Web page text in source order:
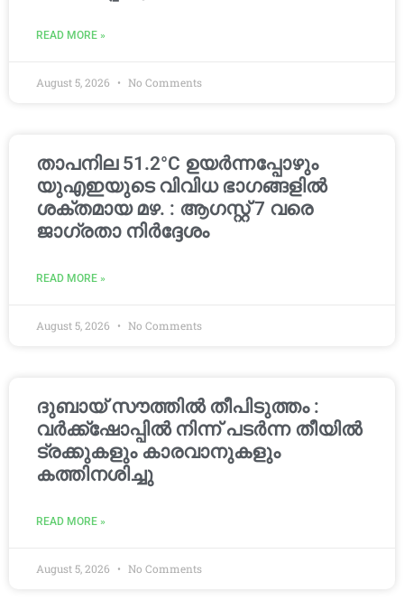
READ MORE »
August 5, 2026 No Comments
താപനില 51.2°C ഉയർന്നപ്പോഴും
യുഎഇയുടെ വിവിധ ഭാഗങ്ങളിൽ
ശക്തമായ മഴ. : ആഗസ്റ്റ് 7 വരെ
ജാഗ്രതാ നിർദ്ദേശം
READ MORE »
August 5, 2026 No Comments
ദുബായ് സൗത്തിൽ തീപിടുത്തം :
വർക്ക്‌ഷോപ്പിൽ നിന്ന് പടർന്ന തീയിൽ
ട്രക്കുകളും കാരവാനുകളും
കത്തിനശിച്ചു
READ MORE »
August 5, 2026 No Comments